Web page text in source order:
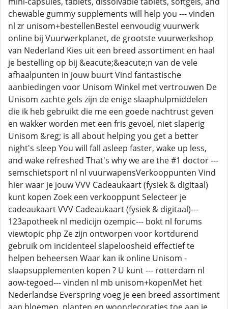
chewable gummy supplements will help you --- vinden
nl zr unisom+bestellenBestel eenvoudig vuurwerk
online bij Vuurwerkplanet, de grootste vuurwerkshop
van Nederland Kies uit een breed assortiment en haal
je bestelling op bij &eacute;&eacute;n van de vele
afhaalpunten in jouw buurt Vind fantastische
aanbiedingen voor Unisom Winkel met vertrouwen De
Unisom zachte gels zijn de enige slaaphulpmiddelen
die ik heb gebruikt die me een goede nachtrust geven
en wakker worden met een fris gevoel, niet slaperig
Unisom &reg; is all about helping you get a better
night's sleep You will fall asleep faster, wake up less,
and wake refreshed That's why we are the #1 doctor ---
semschietsport nl nl vuurwapensVerkooppunten Vind
hier waar je jouw VVV Cadeaukaart (fysiek & digitaal)
kunt kopen Zoek een verkooppunt Selecteer je
cadeaukaart VVV Cadeaukaart (fysiek & digitaal)---
123apotheek nl medicijn ozempic--- bokt nl forums
viewtopic php Ze zijn ontworpen voor kortdurend
gebruik om incidenteel slapeloosheid effectief te
helpen beheersen Waar kan ik online Unisom -
slaapsupplementen kopen ? U kunt --- rotterdam nl
aow-tegoed--- vinden nl mb unisom+kopenMet het
Nederlandse Everspring voeg je een breed assortiment